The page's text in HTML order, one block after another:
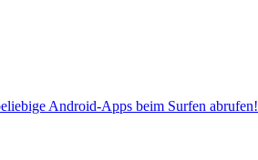
Android-Apps beim Surfen abrufen!